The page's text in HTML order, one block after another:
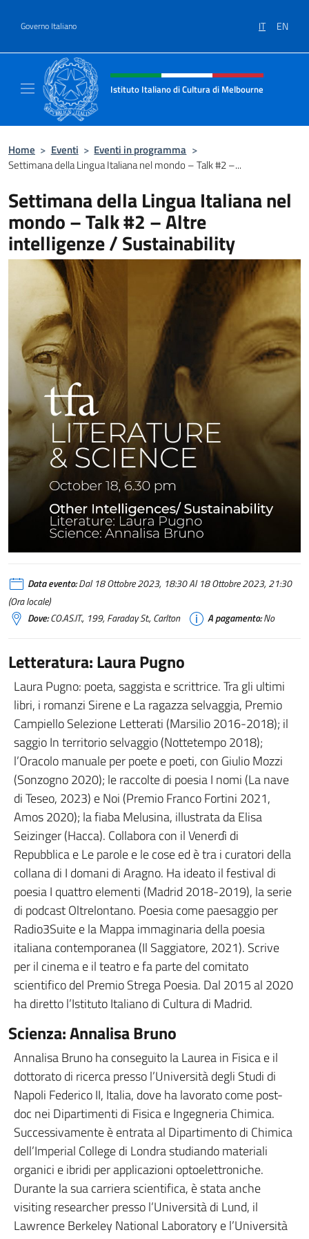
Governo Italiano IT EN
Intestazione sito, social e menù
Istituto Italiano di Cultura di Melbourne
Home > Eventi > Eventi in programma >
Settimana della Lingua Italiana nel mondo – Talk #2 –...
Settimana della Lingua Italiana nel
mondo – Talk #2 – Altre
intelligenze / Sustainability
Data evento:Dal 18 Ottobre 2023, 18:30 Al 18 Ottobre 2023, 21:30
(Ora locale)
Dove:CO.AS.IT., 199, Faraday St., Carlton A pagamento:No
Letteratura: Laura Pugno
Laura Pugno: poeta, saggista e scrittrice. Tra gli ultimi
libri, i romanzi Sirene e La ragazza selvaggia, Premio
Campiello Selezione Letterati (Marsilio 2016-2018); il
saggio In territorio selvaggio (Nottetempo 2018);
l’Oracolo manuale per poete e poeti, con Giulio Mozzi
(Sonzogno 2020); le raccolte di poesia I nomi (La nave
di Teseo, 2023) e Noi (Premio Franco Fortini 2021,
Amos 2020); la fiaba Melusina, illustrata da Elisa
Seizinger (Hacca). Collabora con il Venerdì di
Repubblica e Le parole e le cose ed è tra i curatori della
collana di I domani di Aragno. Ha ideato il festival di
poesia I quattro elementi (Madrid 2018-2019), la serie
di podcast Oltrelontano. Poesia come paesaggio per
Radio3Suite e la Mappa immaginaria della poesia
italiana contemporanea (Il Saggiatore, 2021). Scrive
per il cinema e il teatro e fa parte del comitato
scientifico del Premio Strega Poesia. Dal 2015 al 2020
ha diretto l’Istituto Italiano di Cultura di Madrid.
Scienza: Annalisa Bruno
Annalisa Bruno ha conseguito la Laurea in Fisica e il
dottorato di ricerca presso l’Università degli Studi di
Napoli Federico II, Italia, dove ha lavorato come post-
doc nei Dipartimenti di Fisica e Ingegneria Chimica.
Successivamente è entrata al Dipartimento di Chimica
dell’Imperial College di Londra studiando materiali
organici e ibridi per applicazioni optoelettroniche.
Durante la sua carriera scientifica, è stata anche
visiting researcher presso l’Università di Lund, il
Lawrence Berkeley National Laboratory e l’Università